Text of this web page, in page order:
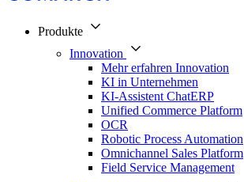
Produkte
Innovation
Mehr erfahren Innovation
KI in Unternehmen
KI-Assistent ChatERP
Unified Commerce Platform
OCR
Robotic Process Automation
Omnichannel Sales Platform
Field Service Management